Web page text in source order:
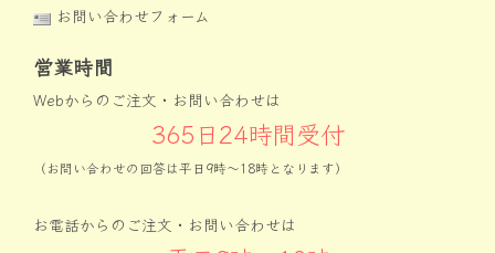
お問い合わせフォーム
営業時間
Webからのご注文・お問い合わせは
365日24時間受付
（お問い合わせの回答は平日9時〜18時となります）
お電話からのご注文・お問い合わせは